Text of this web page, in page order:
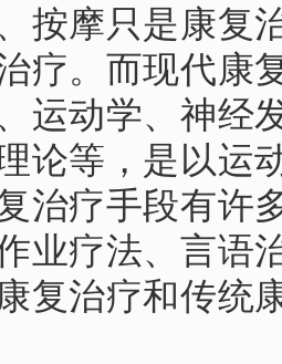
按摩只是康复
疗。 而现代康
运动学、神经
论等，是以运
治疗手段有许
业疗法、言语
复治疗和传统